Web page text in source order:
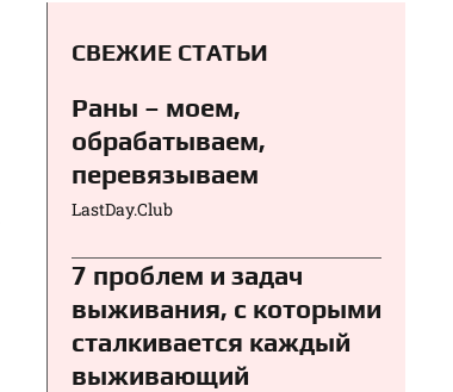
СВЕЖИЕ СТАТЬИ
Раны – моем,
обрабатываем,
перевязываем⁠⁠
LastDay.Club
7 проблем и задач
выживания, с которыми
сталкивается каждый
выживающий